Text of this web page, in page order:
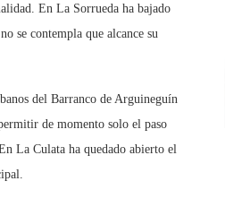
En La Sorrueda ha bajado
se contempla que alcance su
del Barranco de Arguineguín
de momento solo el paso
La Culata ha quedado abierto el